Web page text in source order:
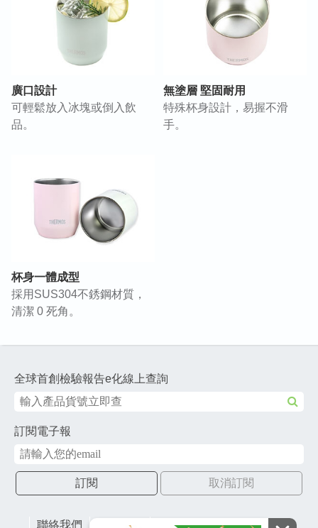
廣口設計
可輕鬆放入冰塊或倒入飲
品。
無塗層 堅固耐用
特殊杯身設計，易握不滑
手。
杯身一體成型
採用SUS304不銹鋼材質，
清潔 0 死角。
全球首創檢驗報告e化線上查詢
訂閱電子報
訂閱 取消訂閱
聯絡我們 網站地圖 財團法人有容教育基金會